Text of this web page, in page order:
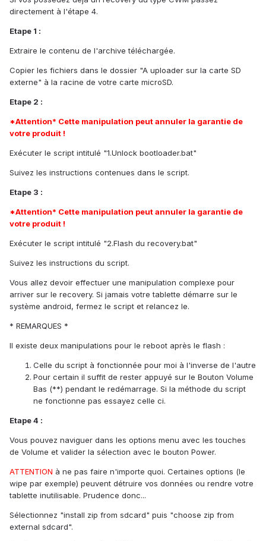
directement à l'étape 4.
Etape 1 :
Extraire le contenu de l'archive téléchargée.
Copier les fichiers dans le dossier "A uploader sur la carte SD
externe" à la racine de votre carte microSD.
Etape 2 :
*Attention* Cette manipulation peut annuler la garantie de
votre produit !
Exécuter le script intitulé "1.Unlock bootloader.bat"
Suivez les instructions contenues dans le script.
Etape 3 :
*Attention* Cette manipulation peut annuler la garantie de
votre produit !
Exécuter le script intitulé "2.Flash du recovery.bat"
Suivez les instructions du script.
Vous allez devoir effectuer une manipulation complexe pour
arriver sur le recovery. Si jamais votre tablette démarre sur le
système android, fermez le script et relancez le.
* REMARQUES *
Il existe deux manipulations pour le reboot après le flash :
Celle du script à fonctionnée pour moi à l'inverse de l'autre
Pour certain il suffit de rester appuyé sur le Bouton Volume
Bas (**) pendant le redémarrage. Si la méthode du script
ne fonctionne pas essayez celle ci.
Etape 4 :
Vous pouvez naviguer dans les options menu avec les touches
de Volume et valider la sélection avec le bouton Power.
ATTENTION à ne pas faire n'importe quoi. Certaines options (le
wipe par exemple) peuvent détruire vos données ou rendre votre
tablette inutilisable. Prudence donc...
Sélectionnez "install zip from sdcard" puis "choose zip from
external sdcard".